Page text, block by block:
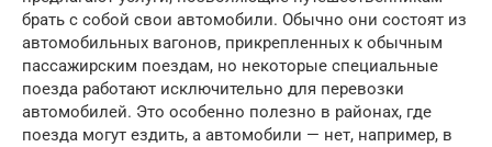
брать с собой свои автомобили. Обычно они состоят из
автомобильных вагонов, прикрепленных к обычным
пассажирским поездам, но некоторые специальные
поезда работают исключительно для перевозки
автомобилей. Это особенно полезно в районах, где
поезда могут ездить, а автомобили — нет, например, в